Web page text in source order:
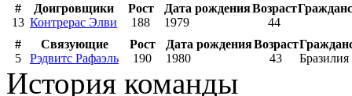
#
Доигровщики Рост Дата рожденияВозраст
13 Контрерас Элви 188 1979
44
#
Связующие Рост Дата рожденияВозраст
5
Рэдвитс Рафаэль 190 1980 43 Бразилия
История команды